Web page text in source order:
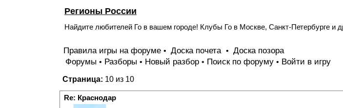
Регионы России
Найдите любителей Го в вашем городе! Клубы Го в Москве, Санкт-Петербурге и
Правила игры на форуме • Доска почета • Доска позора
Форумы • Разборы • Новый разбор • Поиск по форуму • Войти в игру
Страница: 10 из 10
Re: Краснодар